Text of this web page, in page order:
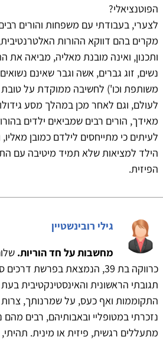
הפוטנציאלי?
לצערי, בעבודתי עם משפחות והורים
מקרים בהם דווקא ההורות
ותכנון, ואינה מובנת מאליה, מביאה את
נשים, זוג גברים, אשה וגבר שאינם נשואים
משותפת וכו') לחשיבה ממוקדת על טובת
לעולם, וגם לאחר מכן במהלך מסע
מאידך, הורים רבים שמביאים ילדים
לעיתים כי מתייחסים לילדם כמובן
הילד למציאות שלא תמיד מיטיבה עם
הפיזית.
גילי רובינשטיין
מחשבות על חד הוריות.
כרווקה בת 39, הנמצאת בפרשת
תגובתי הראשונית והאינסטינקטיבית
התקוממות ואף כעס, על שמרנותך,
נזכרתי במטופליי ובאבותיהם, רבים
מתעללים רגשית, פיזית או מינית.